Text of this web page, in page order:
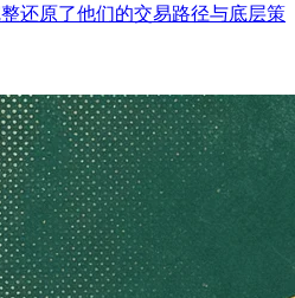
还原了他们的交易路径与底层策